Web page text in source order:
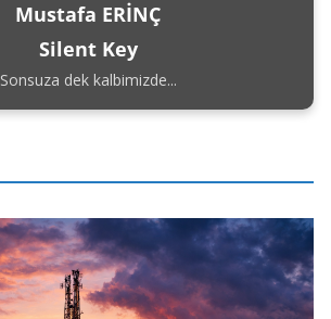
Mustafa ERİNÇ
Silent Key
Sonsuza dek kalbimizde...